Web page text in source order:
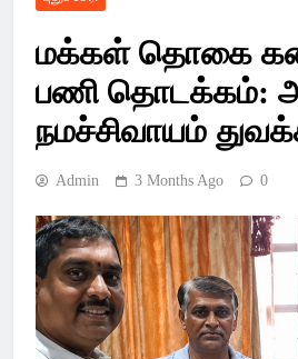
News,
World
மக்கள் தொகை
பணி தொடக்கம்:
நமச்சிவாயம்
Admin 3 Months Ago 0